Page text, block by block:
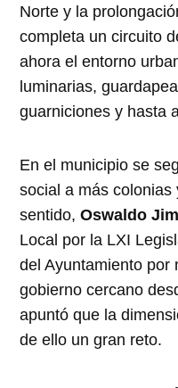
Norte y la
completa un circuito
ahora el entorno
luminarias,
guarniciones y hasta
En el municipio se
social a más
sentido,Oswaldo
Local por la LXI
del Ayuntamiento por
gobierno cercano
apuntó que la
de ello un gran reto.